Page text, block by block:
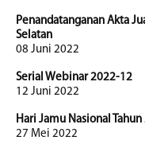
Penandatanganan Akta
Selatan
08 Juni 2022
Serial Webinar 2022-12
12 Juni 2022
Hari Jamu Nasional
27 Mei 2022